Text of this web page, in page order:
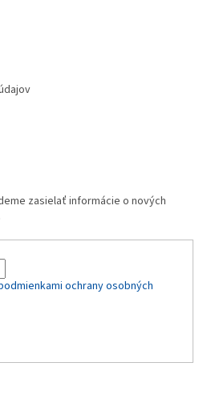
zasielať informácie o nových
ochrany osobných